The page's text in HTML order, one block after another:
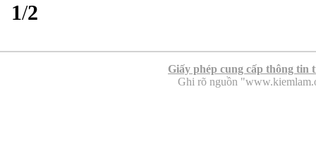
1/2
Giấy phép cung cấp thông tin
Ghi rõ nguồn